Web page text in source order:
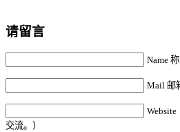
请留言
Name
Mail 邮
交流。）